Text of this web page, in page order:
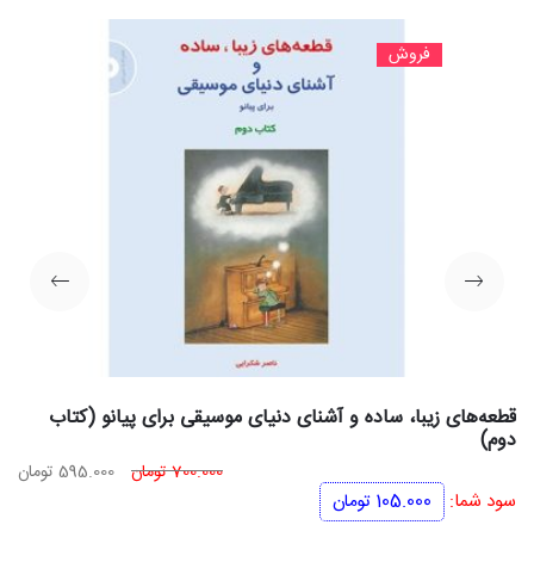
فروش
قطعه‌های زیبا، ساده و آشنای دنیای موسیقی برای پیانو (کتاب
دوم)
700.000تومان قیمت
595.000 تومان
سود شما: 105.000 تومان